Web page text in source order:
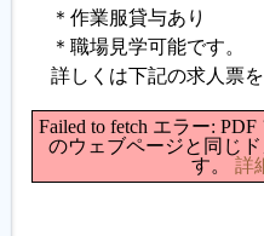
＊作業服貸与あり
＊職場見学可能です。
詳しくは下記の求人票
Failed to fetch エラー:
のウェブページと同じ
す。 詳